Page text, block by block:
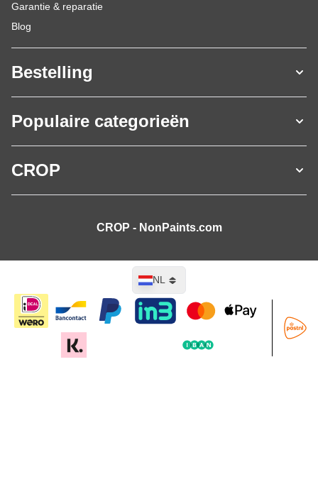
Garantie & reparatie
Blog
Bestelling
Populaire categorieën
CROP
CROP - NonPaints.com
Taal
NL